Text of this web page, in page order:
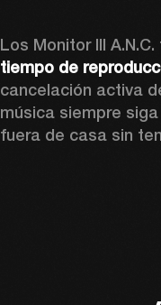
Los Monitor III
tiempo de
cancelación activa
música siempre
fuera de casa sin